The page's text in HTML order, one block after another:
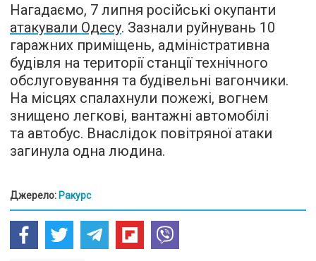
Нагадаємо, 7 липня російські окупанти
атакували Одесу. Зазнали руйнувань 10
гаражних приміщень, адміністративна
будівля на території станції технічного
обслуговування та будівельні вагончики.
На місцях спалахнули пожежі, вогнем
знищено легкові, вантажні автомобілі
та автобус. Внаслідок повітряної атаки
загинула одна людина.
Джерело: Ракурс